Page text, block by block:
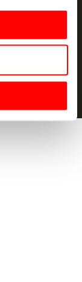
facendo clic
qualche
dati personali
momento
possa
dei social
据以用于营销